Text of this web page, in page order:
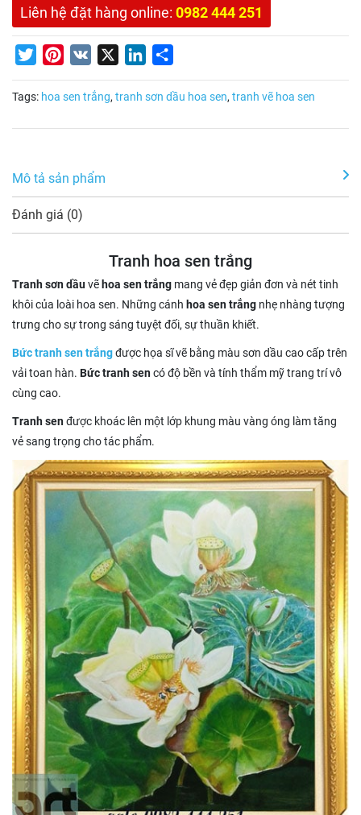
Liên hệ đặt hàng online: 0982 444 251
TwitterPinterest
VK LinkedIn
Tags: hoa sen trắng, tranh sơn dầu hoa sen, tranh vẽ hoa sen
Mô tả sản phẩm
Đánh giá (0)
Tranh hoa sen trắng
Tranh sơn dầuvẽ hoa sen trắng mang vẻ đẹp giản đơn và nét tinh
khôi của loài hoa sen. Những cánh hoa sen trắng nhẹ nhàng tượng
trưng cho sự trong sáng tuyệt đối, sự thuần khiết.
Bức tranh sen trắngđược họa sĩ vẽ bằng màu sơn dầu cao cấp trên
vải toan hàn. Bức tranh sencó độ bền và tính thẩm mỹ trang trí vô
cùng cao.
Tranh senđược khoác lên một lớp khung màu vàng óng làm tăng
vẻ sang trọng cho tác phẩm.